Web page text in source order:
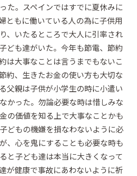
た。スペインではすでに夏休みに
ともに働いている人の為に子供用
、いたるところで大人に引率され
ども達がいた。今年も節電、節約
は大事なことは言うまでもないこ
約、生きたお金の使い方も大切な
父親は子供が小学生の時に小遣い
かった。勿論必要な時は惜しみな
の価値を知る上で大事なことかも
どもの機嫌を損なわないように必
、心を鬼にすることも必要な時も
と子ども達は本当に大きくなって
が健康で事故にあわないように祈